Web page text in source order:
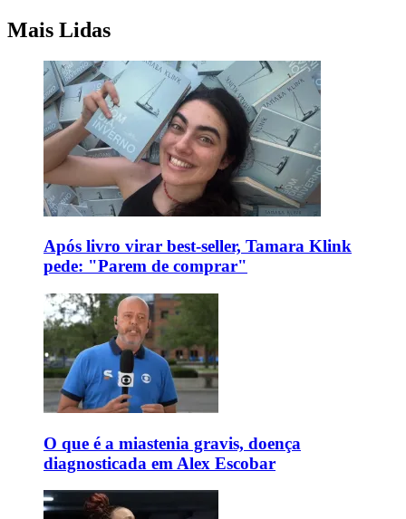
Mais Lidas
Após livro virar best-seller, Tamara Klink
pede: "Parem de comprar"
O que é a miastenia gravis, doença
diagnosticada em Alex Escobar